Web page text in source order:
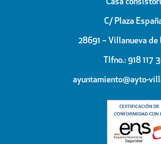
Casa
C/ Plaza
28691 – Villanueva de
Tlfno.: 918 117
ayuntamiento@ayto-